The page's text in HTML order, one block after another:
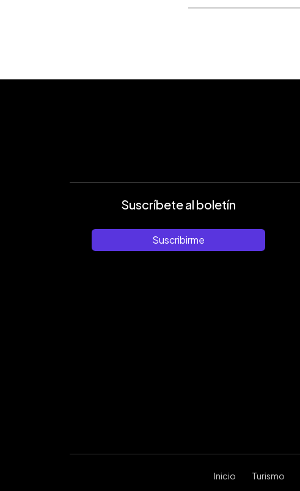
Suscríbete al boletín
Suscribirme
Inicio Turismo